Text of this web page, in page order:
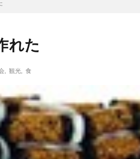
れた
観光 食